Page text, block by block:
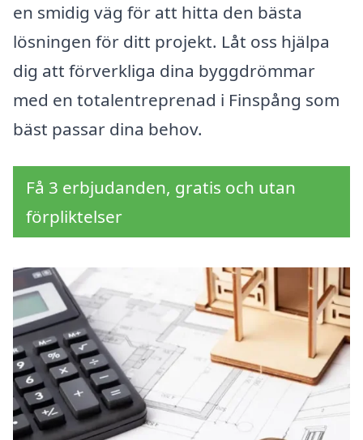
en smidig väg för att hitta den bästa
lösningen för ditt projekt. Låt oss hjälpa
dig att förverkliga dina byggdrömmar
med en totalentreprenad i Finspång som
bäst passar dina behov.
Få 3 erbjudanden, gratis och utan
förpliktelser